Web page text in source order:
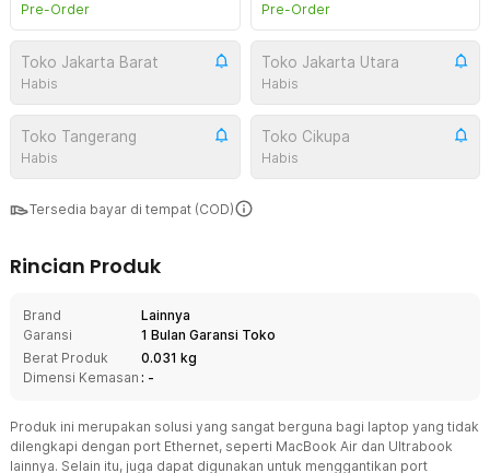
Pre-Order Pre-Order
Toko Jakarta Barat
Habis
Toko Jakarta Utara
Habis
Toko Tangerang
Habis
Toko Cikupa
Habis
Tersedia bayar di tempat (COD)
Rincian Produk
Brand
Lainnya
Garansi
1 Bulan Garansi Toko
Berat Produk
0.031 kg
Dimensi Kemasan : -
Produk ini merupakan solusi yang sangat berguna bagi laptop yang tidak
dilengkapi dengan port Ethernet, seperti MacBook Air dan Ultrabook
lainnya. Selain itu, juga dapat digunakan untuk menggantikan port